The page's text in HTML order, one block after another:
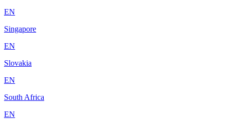
EN
Singapore
EN
Slovakia
EN
South Africa
EN